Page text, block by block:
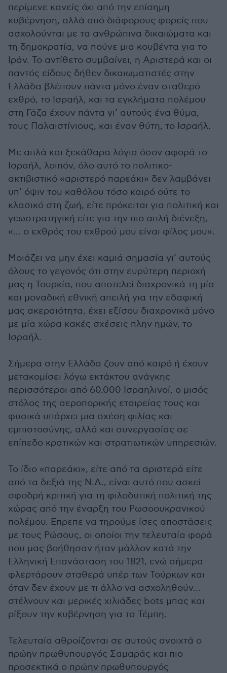
περίμενε κανείς όχι από την επίσημη
κυβέρνηση, αλλά από διάφορους φορείς που
ασχολούνται με τα ανθρώπινα δικαιώματα και
τη δημοκρατία, να πούνε μια κουβέντα για το
Ιράν. Το αντίθετο συμβαίνει, η Αριστερά και οι
παντός είδους δήθεν δικαιωματιστές στην
Ελλάδα βλέπουν πάντα μόνο έναν σταθερό
εχθρό, το Ισραήλ, και τα εγκλήματα πολέμου
στη Γάζα έχουν πάντα γι’ αυτούς ένα θύμα,
τους Παλαιστίνιους, και έναν θύτη, το Ισραήλ.
Με απλά και ξεκάθαρα λόγια όσον αφορά το
Ισραήλ, λοιπόν, όλο αυτό το πολιτικο-
ακτιβιστικό «αριστερό παρεάκι» δεν λαμβάνει
υπ’ όψιν του καθόλου τόσο καιρό ούτε το
κλασικό στη ζωή, είτε πρόκειται για πολιτική και
γεωστρατηγική είτε για την πιο απλή διένεξη,
«... ο εχθρός του εχθρού μου είναι φίλος μου».
Μοιάζει να μην έχει καμιά σημασία γι’ αυτούς
όλους το γεγονός ότι στην ευρύτερη περιοχή
μας η Τουρκία, που αποτελεί διαχρονικά τη μία
και μοναδική εθνική απειλή για την εδαφική
μας ακεραιότητα, έχει εξίσου διαχρονικά μόνο
με μία χώρα κακές σχέσεις πλην ημών, το
Ισραήλ.
Σήμερα στην Ελλάδα ζουν από καιρό ή έχουν
μετακομίσει λόγω εκτάκτου ανάγκης
περισσότεροι από 60.000 Ισραηλινοί, ο μισός
στόλος της αεροπορικής εταιρείας τους και
φυσικά υπάρχει μια σχέση φιλίας και
εμπιστοσύνης, αλλά και συνεργασίας σε
επίπεδο κρατικών και στρατιωτικών υπηρεσιών.
Το ίδιο «παρεάκι», είτε από τα αριστερά είτε
από τα δεξιά της Ν.Δ., είναι αυτό που ασκεί
σφοδρή κριτική για τη φιλοδυτική πολιτική της
χώρας από την έναρξη του Ρωσοουκρανικού
πολέμου. Επρεπε να τηρούμε ίσες αποστάσεις
με τους Ρώσους, οι οποίοι την τελευταία φορά
που μας βοήθησαν ήταν μάλλον κατά την
Ελληνική Επανάσταση του 1821, ενώ σήμερα
φλερτάρουν σταθερά υπέρ των Τούρκων και
όταν δεν έχουν με τι άλλο να ασχοληθούν...
στέλνουν και μερικές χιλιάδες bots μπας και
ρίξουν την κυβέρνηση για τα Τέμπη.
Τελευταία αθροίζονται σε αυτούς ανοιχτά ο
πρώην πρωθυπουργός Σαμαράς και πιο
προσεκτικά ο πρώην πρωθυπουργός